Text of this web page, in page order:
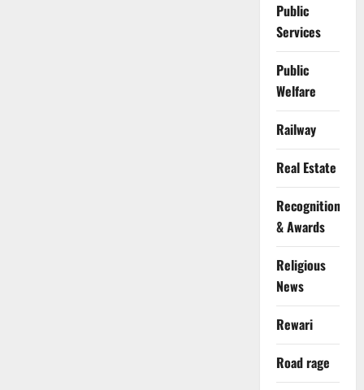
Public
Services
Public
Welfare
Railway
Real Estate
Recognition
& Awards
Religious
News
Rewari
Road rage